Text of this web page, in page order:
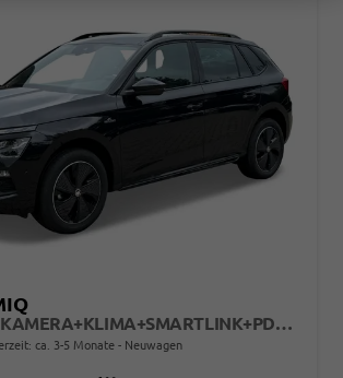
EXTRA PLUS KAMERA+KLIMA+SMARTLINK+PDC+LED+TEMPOMAT
ca. 3-5 Monate Neuwagen